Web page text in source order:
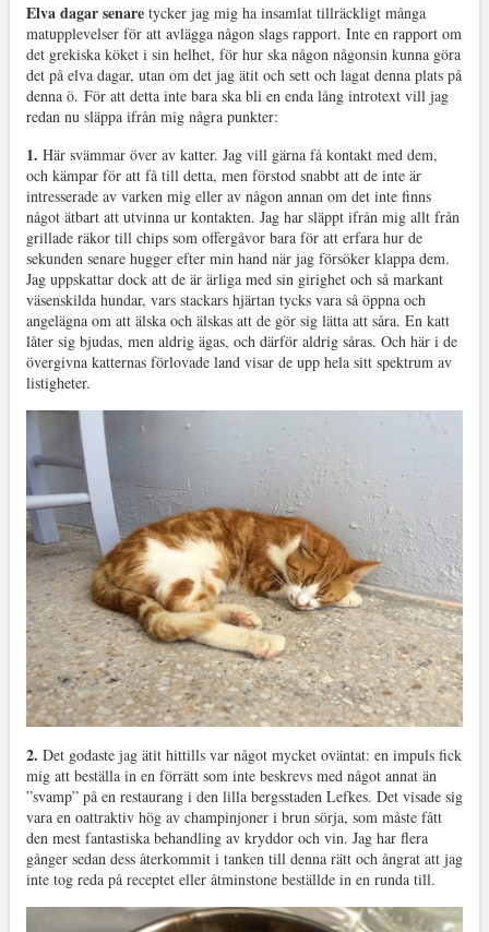
Elva dagar senaretycker jag mig ha insamlat tillräckligt många
matupplevelser för att avlägga någon slags rapport. Inte en rapport om
det grekiska köket i sin helhet, för hur ska någon någonsin kunna göra
det på elva dagar, utan om det jag ätit och sett och lagat denna plats på
denna ö. För att detta inte bara ska bli en enda lång introtext vill jag
redan nu släppa ifrån mig några punkter:
1. Här svämmar över av katter. Jag vill gärna få kontakt med dem,
och kämpar för att få till detta, men förstod snabbt att de inte är
intresserade av varken mig eller av någon annan om det inte finns
något ätbart att utvinna ur kontakten. Jag har släppt ifrån mig allt från
grillade räkor till chips som offergåvor bara för att erfara hur de
sekunden senare hugger efter min hand när jag försöker klappa dem.
Jag uppskattar dock att de är ärliga med sin girighet och så markant
väsenskilda hundar, vars stackars hjärtan tycks vara så öppna och
angelägna om att älska och älskas att de gör sig lätta att såra. En katt
låter sig bjudas, men aldrig ägas, och därför aldrig såras. Och här i de
övergivna katternas förlovade land visar de upp hela sitt spektrum av
listigheter.
2. Det godaste jag ätit hittills var något mycket oväntat: en impuls fick
mig att beställa in en förrätt som inte beskrevs med något annat än
”svamp” på en restaurang i den lilla bergsstaden Lefkes. Det visade sig
vara en oattraktiv hög av champinjoner i brun sörja, som måste fått
den mest fantastiska behandling av kryddor och vin. Jag har flera
gånger sedan dess återkommit i tanken till denna rätt och ångrat att jag
inte tog reda på receptet eller åtminstone beställde in en runda till.